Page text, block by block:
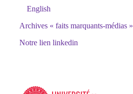
English
Archives « faits marquants-médias »
Notre lien linkedin